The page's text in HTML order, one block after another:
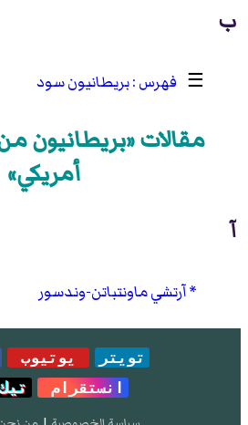
ب
☰ بريطانيون سود
مقالات «بريطانيون
أمريكي»
آ
آرتشي ماونتباتن-وندسور
تويتر يوتيوب
انستقرام